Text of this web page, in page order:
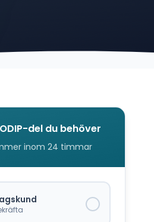
-del du behöver
inom 24 timmar